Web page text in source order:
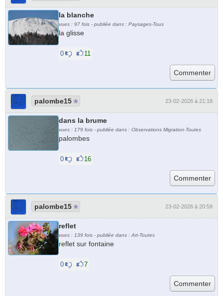
la blanche
vues : 97 fois - publiée dans : Paysages-Tous
la glisse
0 11
palombe15 23-02-2026 à 21:18
dans la brume
vues : 179 fois - publiée dans : Observations Migration-Toutes
palombes
0 16
palombe15 23-02-2026 à 20:59
reflet
vues : 139 fois - publiée dans : Art-Toutes
reflet sur fontaine
0 7